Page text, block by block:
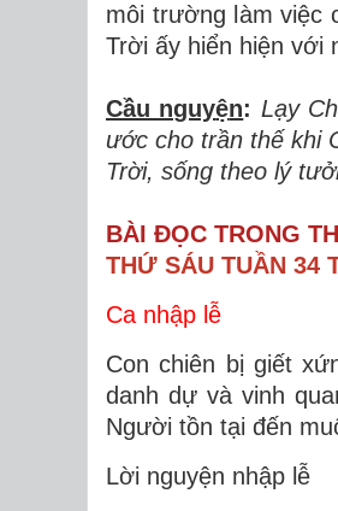
môi trường l àm việc
Trời ấy hiển hiện với
Cầu nguyện: Lạy Ch
ước cho trần thế khi
Trời, sống theo lýtưở
BÀI ĐỌC TRONG
THỨ SÁU TUẦN 34
Ca nhập lễ
Con chiên bị giết
danh dự và vinh
Người tồn tại đến
Lời nguyện nhập lễ